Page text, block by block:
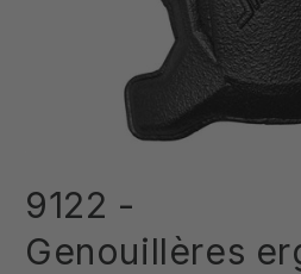
média
1
dans
une
9122 -
Genouillères